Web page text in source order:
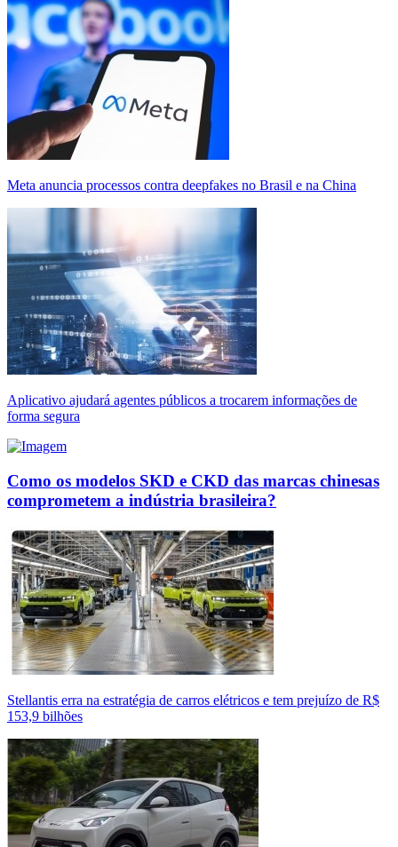
Meta anuncia processos contra deepfakes no Brasil e na China
Aplicativo ajudará agentes públicos a trocarem informações de
forma segura
Como os modelos SKD e CKD das marcas chinesas
comprometem a indústria brasileira?
Stellantis erra na estratégia de carros elétricos e tem prejuízo de R$
153,9 bilhões